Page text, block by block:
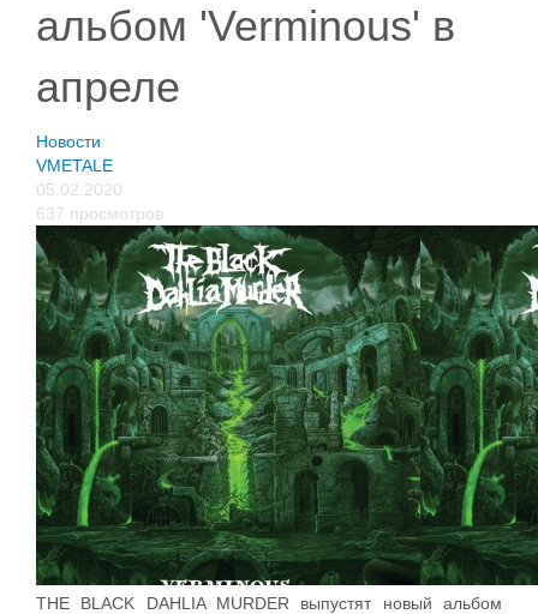
альбом 'Verminous' в
апреле
Новости
VMETALE
05.02.2020
637 просмотров
THE BLACK DAHLIA MURDER выпустят новый альбом